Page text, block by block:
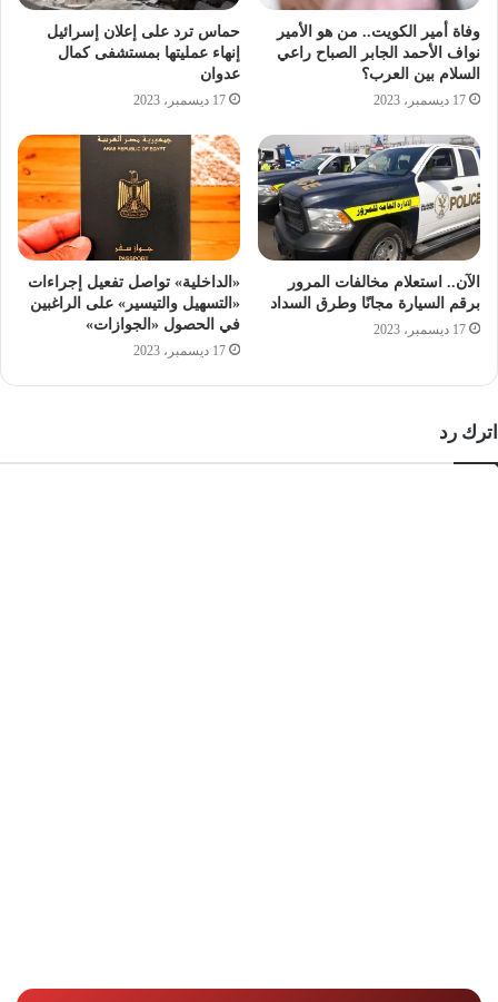
وفاة أمير الكويت.. من هو الأمير
نواف الأحمد الجابر الصباح راعي
السلام بين العرب؟
17 ديسمبر، 2023
حماس ترد على إعلان إسرائيل
إنهاء عمليتها بمستشفى كمال
عدوان
17 ديسمبر، 2023
الآن.. استعلام مخالفات المرور
برقم السيارة مجانًا وطرق السداد
17 ديسمبر، 2023
«الداخلية» تواصل تفعيل إجراءات
«التسهيل والتيسير» على الراغبين
في الحصول «الجوازات»
17 ديسمبر، 2023
اترك رد